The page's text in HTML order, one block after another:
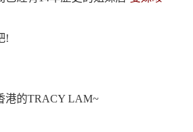
!
港的TRACY LAM~